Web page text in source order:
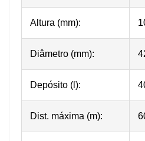
Altura (mm):
Diâmetro (mm):
Depósito (l):
Dist. máxima (m):